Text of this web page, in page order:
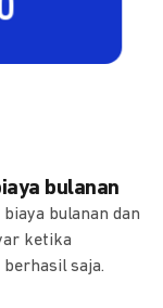
bulanan
biaya bulanan dan
ketika
saja.